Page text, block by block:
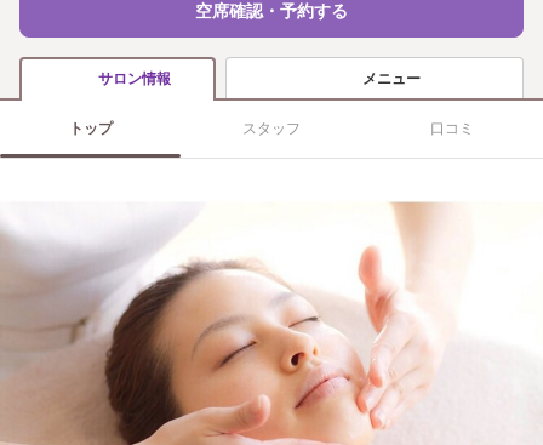
空席確認・予約する
サロン情報 メニュー
トップ スタッフ 口コミ